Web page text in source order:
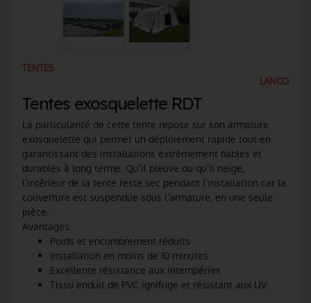
TENTES
LANCO
Tentes exosquelette RDT
La particularité de cette tente repose sur son armature
exosquelette qui permet un déploiement rapide tout en
garantissant des installations extrêmement fiables et
durables à long terme. Qu’il pleuve ou qu’il neige,
l’intérieur de la tente reste sec pendant l’installation car la
couverture est suspendue sous l’armature, en une seule
pièce.
Avantages:
Poids et encombrement réduits
Installation en moins de 10 minutes
Excellente résistance aux intempéries
Tissu enduit de PVC ignifuge et résistant aux UV